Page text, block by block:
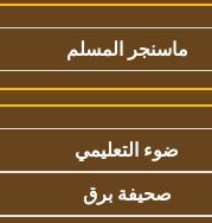
ماسنجر المسلم
ضوء التعليمي
صحيفة برق